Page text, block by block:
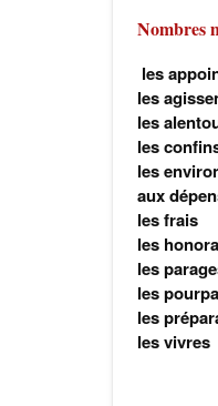
Nombres
les
les
les
les
les
aux
les frais
les
les
les
les
les vivres